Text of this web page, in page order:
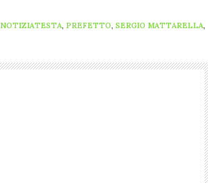
NOTIZIATESTA, PREFETTO, SERGIO MATTARELLA,